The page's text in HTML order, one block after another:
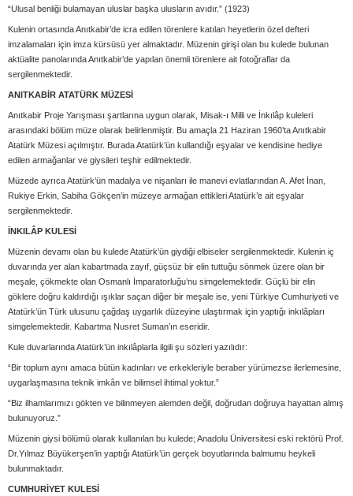
“Ulusal benliği bulamayan uluslar başka ulusların avıdır.” (1923)
Kulenin ortasında Anıtkabir’de icra edilen törenlere katılan heyetlerin özel defteri
imzalamaları için imza kürsüsü yer almaktadır. Müzenin girişi olan bu kulede bulunan
aktüalite panolarında Anıtkabir’de yapılan önemli törenlere ait fotoğraflar da
sergilenmektedir.
ANITKABİR ATATÜRK MÜZESİ
Anıtkabir Proje Yarışması şartlarına uygun olarak, Misak-ı Milli ve İnkılâp kuleleri
arasındaki bölüm müze olarak belirlenmiştir. Bu amaçla 21 Haziran 1960’ta Anıtkabir
Atatürk Müzesi açılmıştır. Burada Atatürk’ün kullandığı eşyalar ve kendisine hediye
edilen armağanlar ve giysileri teşhir edilmektedir.
Müzede ayrıca Atatürk’ün madalya ve nişanları ile manevi evlatlarından A. Afet İnan,
Rukiye Erkin, Sabiha Gökçen’in müzeye armağan ettikleri Atatürk’e ait eşyalar
sergilenmektedir.
İNKILÂP KULESİ
Müzenin devamı olan bu kulede Atatürk’ün giydiği elbiseler sergilenmektedir. Kulenin iç
duvarında yer alan kabartmada zayıf, güçsüz bir elin tuttuğu sönmek üzere olan bir
meşale, çökmekte olan Osmanlı İmparatorluğu’nu simgelemektedir. Güçlü bir elin
göklere doğru kaldırdığı ışıklar saçan diğer bir meşale ise, yeni Türkiye Cumhuriyeti ve
Atatürk’ün Türk ulusunu çağdaş uygarlık düzeyine ulaştırmak için yaptığı inkılâpları
simgelemektedir. Kabartma Nusret Suman’ın eseridir.
Kule duvarlarında Atatürk’ün inkılâplarla ilgili şu sözleri yazılıdır:
“Bir toplum aynı amaca bütün kadınları ve erkekleriyle beraber yürümezse ilerlemesine,
uygarlaşmasına teknik imkân ve bilimsel ihtimal yoktur.”
“Biz ilhamlarımızı gökten ve bilinmeyen alemden değil, doğrudan doğruya hayattan almış
bulunuyoruz.”
Müzenin giysi bölümü olarak kullanılan bu kulede; Anadolu Üniversitesi eski rektörü Prof.
Dr.Yılmaz Büyükerşen’in yaptığı Atatürk’ün gerçek boyutlarında balmumu heykeli
bulunmaktadır.
CUMHURİYET KULESİ